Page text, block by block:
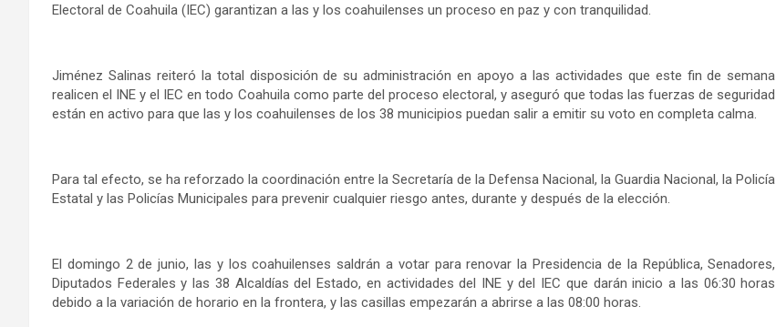
Electoral de Coahuila (IEC) garantizan a las y los coahuilenses un proceso en paz y con tranquilidad.
Jiménez Salinas reiteró la total disposición de su administración en apoyo a las actividades que este fin de semana
realicen el INE y el IEC en todo Coahuila como parte del proceso electoral, y aseguró que todas las fuerzas de seguridad
están en activo para que las y los coahuilenses de los 38 municipios puedan salir a emitir su voto en completa calma.
Para tal efecto, se ha reforzado la coordinación entre la Secretaría de la Defensa Nacional, la Guardia Nacional, la Policía
Estatal y las Policías Municipales para prevenir cualquier riesgo antes, durante y después de la elección.
El domingo 2 de junio, las y los coahuilenses saldrán a votar para renovar la Presidencia de la República, Senadores,
Diputados Federales y las 38 Alcaldías del Estado, en actividades del INE y del IEC que darán inicio a las 06:30 horas
debido a la variación de horario en la frontera, y las casillas empezarán a abrirse a las 08:00 horas.